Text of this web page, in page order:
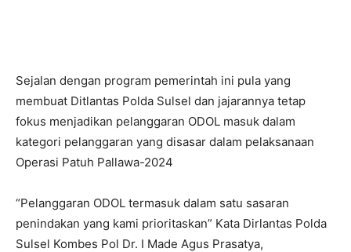
Sejalan dengan program pemerintah ini pula yang
membuat Ditlantas Polda Sulsel dan jajarannya tetap
fokus menjadikan pelanggaran ODOL masuk dalam
kategori pelanggaran yang disasar dalam pelaksanaan
Operasi Patuh Pallawa-2024
“Pelanggaran ODOL termasuk dalam satu sasaran
penindakan yang kami prioritaskan” Kata Dirlantas Polda
Sulsel Kombes Pol Dr. I Made Agus Prasatya,